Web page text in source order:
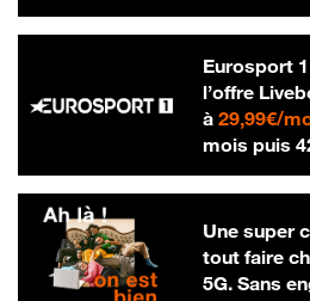
Eurosport
l’offre
à 29,99€/
mois puis
Une super
tout faire
5G. Sans